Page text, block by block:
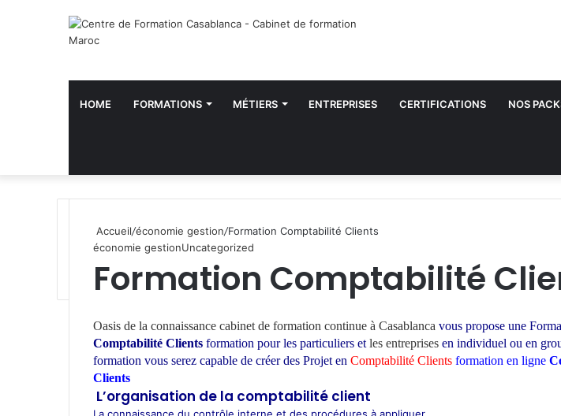
HOME FORMATIONS MÉTIERS ENTREPRISES CERTIFICATIONS NOS
Accueil/économie gestion/Formation Comptabilité Clients
économie gestionUncategorized
Formation Comptabilité
h
a
t
s
A
p
Oasis de la connaissance cabinet de formation continue à Casablanca vous propose une
Comptabilité Clients formation pour les particuliers et les entreprises en individuel ou en
formation vous serez capable de créer des Projet en Comptabilité Clients formation en ligne
Clients
L’organisation de la comptabilité client